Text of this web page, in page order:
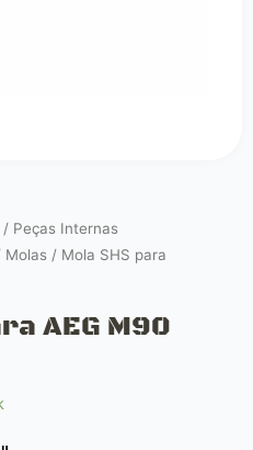
/ Peças Internas
Molas / Mola SHS para
AEG M90